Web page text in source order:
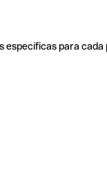
específicas para cada